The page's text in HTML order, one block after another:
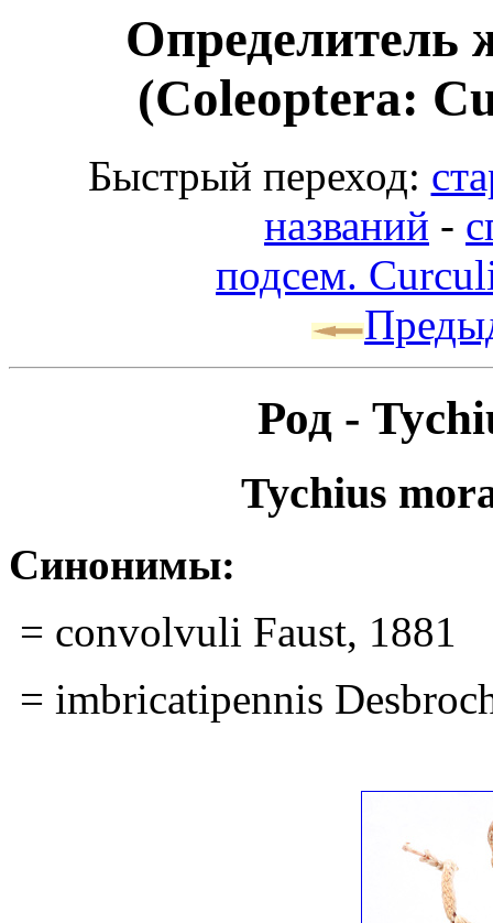
Определитель
(Coleoptera:
Быстрый переход:
названий -
подсем.
Род -
Tychius
Синонимы:
= convolvuli Faust, 1881
= imbricatipennis